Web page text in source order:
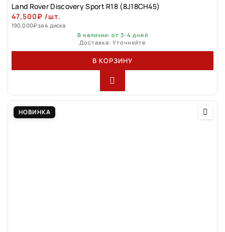
Land Rover Discovery Sport R18 (8J18CH45)
47,500₽ /шт.
190,000₽за 4 диска
В наличии: от 3-4 дней
Доставка: Уточняйте
В КОРЗИНУ
НОВИНКА